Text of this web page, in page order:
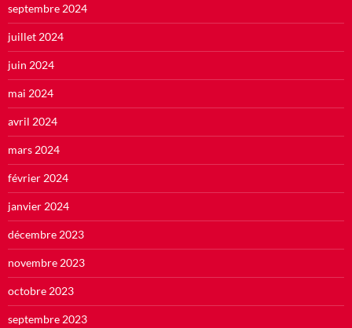
septembre 2024
juillet 2024
juin 2024
mai 2024
avril 2024
mars 2024
février 2024
janvier 2024
décembre 2023
novembre 2023
octobre 2023
septembre 2023